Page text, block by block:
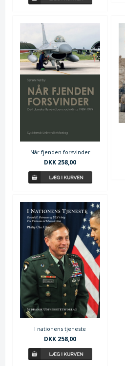
Når fjenden forsvinder
DKK 258,00
I nationens tjeneste
DKK 258,00